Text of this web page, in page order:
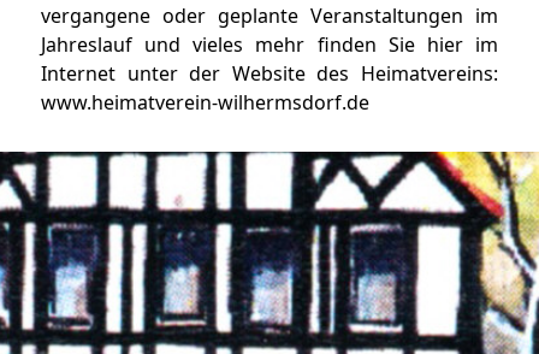
vergangene oder geplante Veranstaltungen im
Jahreslauf und vieles mehr finden Sie hier im
Internet unter der Website des Heimatvereins:
www.heimatverein-wilhermsdorf.de